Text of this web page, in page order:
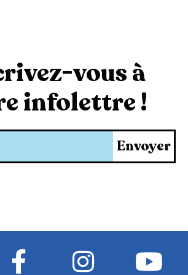
vous à
infolettre !
Envoyer